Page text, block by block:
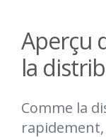
Aperçu
la
Comme la